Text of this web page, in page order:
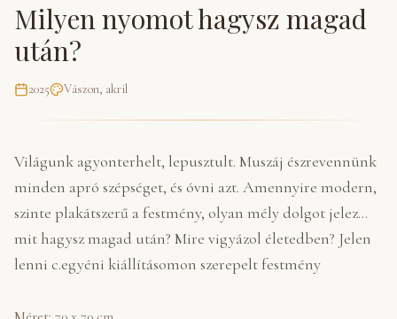
Milyen nyomot hagysz magad
után?
2025 Vászon, akril
Világunk agyonterhelt, lepusztult. Muszáj észrevennünk
minden apró szépséget, és óvni azt. Amennyire modern,
szinte plakátszerű a festmény, olyan mély dolgot jelez...
mit hagysz magad után? Mire vigyázol életedben? Jelen
lenni c.egyéni kiállításomon szerepelt festmény